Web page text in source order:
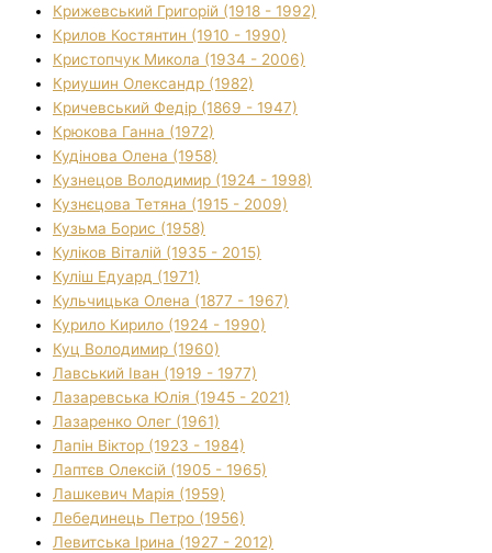
Крижевський Григорій (1918 - 1992)
Крилов Костянтин (1910 - 1990)
Кристопчук Микола (1934 - 2006)
Криушин Олександр (1982)
Кричевський Федір (1869 - 1947)
Крюкова Ганна (1972)
Кудінова Олена (1958)
Кузнецов Володимир (1924 - 1998)
Кузнєцова Тетяна (1915 - 2009)
Кузьма Борис (1958)
Куліков Віталій (1935 - 2015)
Куліш Едуард (1971)
Кульчицька Олена (1877 - 1967)
Курило Кирило (1924 - 1990)
Куц Володимир (1960)
Лавський Іван (1919 - 1977)
Лазаревська Юлія (1945 - 2021)
Лазаренко Олег (1961)
Лапін Віктор (1923 - 1984)
Лаптєв Олексій (1905 - 1965)
Лашкевич Марія (1959)
Лебединець Петро (1956)
Левитська Ірина (1927 - 2012)